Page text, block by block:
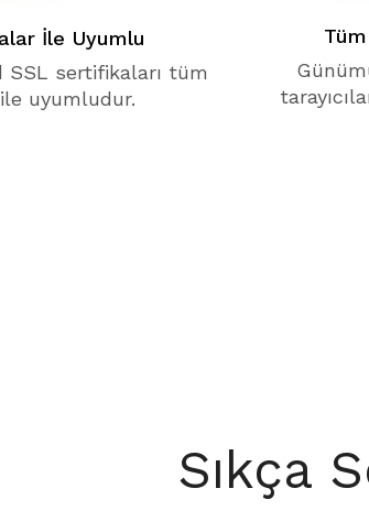
İle Uyumlu
SSL sertifikaları tüm
uyumludur.
Sıkça